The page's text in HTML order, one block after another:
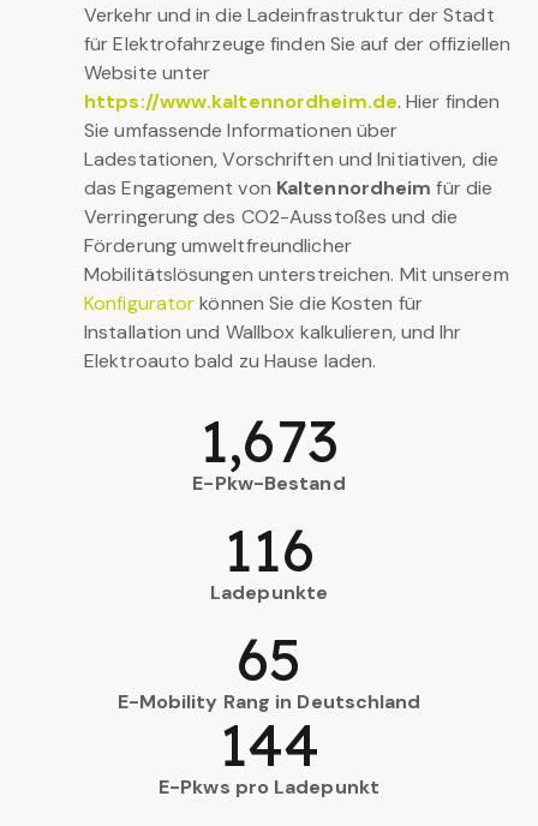
Verkehr und in die Ladeinfrastruktur der Stadt
für Elektrofahrzeuge finden Sie auf der offiziellen
Website unter
https://www.kaltennordheim.de. Hier finden
Sie umfassende Informationen über
Ladestationen, Vorschriften und Initiativen, die
das Engagement von Kaltennordheim für die
Verringerung des CO2-Ausstoßes und die
Förderung umweltfreundlicher
Mobilitätslösungen unterstreichen. Mit unserem
Konfiguratorkönnen Sie die Kosten für
Installation und Wallbox kalkulieren, und Ihr
Elektroauto bald zu Hause laden.
E-Pkw-Bestand
1,673
Ladepunkte
116
E-Mobility Rang in Deutschland
65
E-Pkws pro Ladepunkt
144